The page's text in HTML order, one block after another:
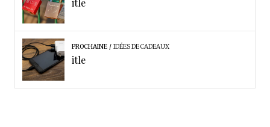
itle
PROCHAINE IDÉES DE CADEAUX
itle